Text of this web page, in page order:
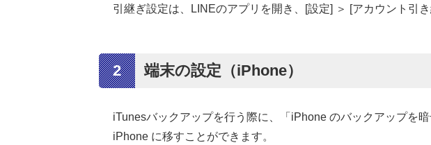
引継ぎ設定は、LINEのアプリを開き、[設定] ＞ [アカウント引
2 端末の設定（iPhone）
iTunesバックアップを行う際に、「iPhone のバックアップを
iPhone に移すことができます。